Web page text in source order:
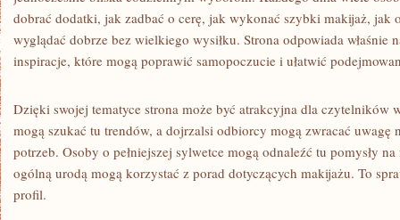
dobrać dodatki, jak zadbać o cerę, jak wykonać szybki makijaż, jak
wyglądać dobrze bez wielkiego wysiłku. Strona odpowiada właśnie
inspiracje, które mogą poprawić samopoczucie i ułatwić
Dzięki swojej tematyce strona może być atrakcyjna dla czytelników
mogą szukać tu trendów, a dojrzalsi odbiorcy mogą zwracać
potrzeb. Osoby o pełniejszej sylwetce mogą odnaleźć tu pomysły
ogólną urodą mogą korzystać z porad dotyczących makijażu. To
profil.